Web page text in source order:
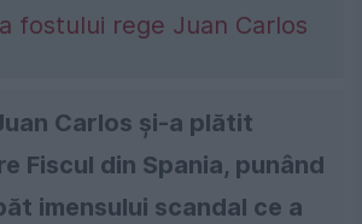
fostului rege Juan Carlos
Carlos și-a plătit
Fiscul din Spania, punând
imensului scandal ce a